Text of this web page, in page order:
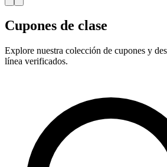
Cupones de clase
Explore nuestra colección de cupones y
línea verificados.